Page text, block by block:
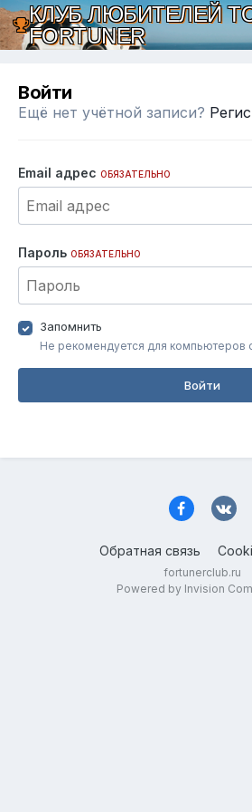
КЛУБ ЛЮБИТЕЛЕЙ
FORTUNER
Войти
Ещё нет учётной записи?
Email адрес ОБЯЗАТЕЛЬНО
Пароль ОБЯЗАТЕЛЬНО
Запомнить
Не рекомендуется для компьютеров
Войти
Обратная связь
fortunerclub.ru
Powered by Invision